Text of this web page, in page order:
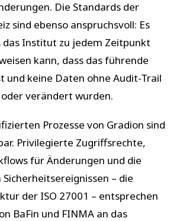
Die Standards der
sind ebenso anspruchsvoll: Es
Institut zu jedem Zeitpunkt
kann, dass das führende
und keine Daten ohne Audit-Trail
verändert wurden.
Prozesse von Gradion sind
Privilegierte Zugriffsrechte,
für Änderungen und die
– die
der ISO 27001 – entsprechen
BaFin und FINMA an das